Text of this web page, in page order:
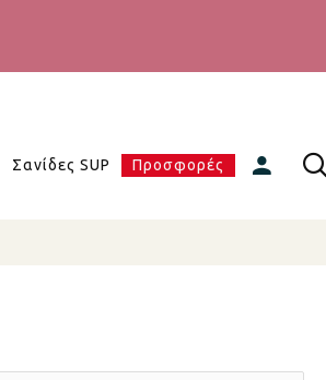
Σανίδες SUP Προσφορές